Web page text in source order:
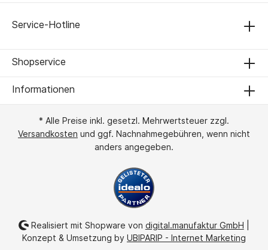
Service-Hotline
Shopservice
Informationen
* Alle Preise inkl. gesetzl. Mehrwertsteuer zzgl.
Versandkosten und ggf. Nachnahmegebühren, wenn nicht
anders angegeben.
Realisiert mit Shopware von digital.manufaktur GmbH
Konzept & Umsetzung by UBIPARIP - Internet Marketing